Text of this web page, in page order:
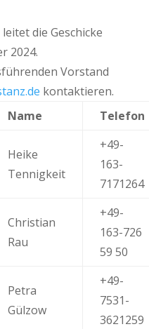
die Geschicke
2024.
Vorstand
kontaktieren.
Name Telefon
Heike
Tennigkeit
+49-
163-
7171264
Christian
Rau
+49-
163-726
59 50
Petra
Gülzow
+49-
7531-
3621259